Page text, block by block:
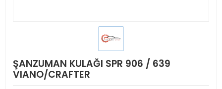
ŞANZUMAN KULAĞI SPR 906 / 639
VIANO/CRAFTER